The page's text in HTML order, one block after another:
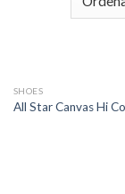
SHOES
All Star Canvas Hi